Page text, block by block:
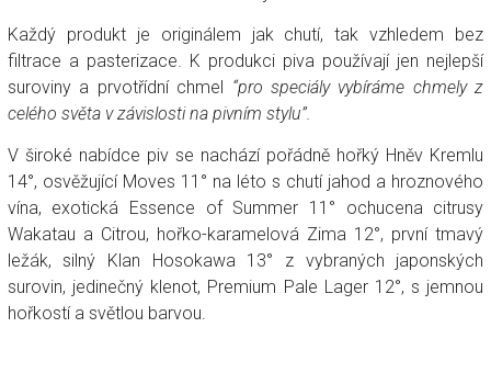
Každý produkt je originálem jak chutí, tak vzhledem bez
filtrace a pasterizace. K produkci piva používají jen nejlepší
suroviny a prvotřídní chmel “pro speciály vybíráme chmely z
celého světa v závislosti na pivním stylu”.
V široké nabídce piv se nachází pořádně hořký Hněv Kremlu
14°, osvěžující Moves 11° na léto s chutí jahod a hroznového
vína, exotická Essence of Summer 11° ochucena citrusy
Wakatau a Citrou, hořko-karamelová Zima 12°, první tmavý
ležák, silný Klan Hosokawa 13° z vybraných japonských
surovin, jedinečný klenot, Premium Pale Lager 12°, s jemnou
hořkostí a světlou barvou.